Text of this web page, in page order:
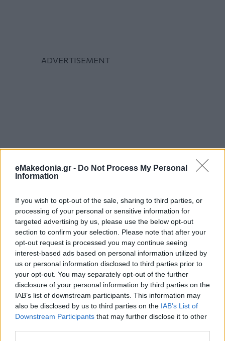
eMakedonia.gr - Do Not Process My Personal
Information
If you wish to opt-out of the sale, sharing to third parties, or
processing of your personal or sensitive information for
targeted advertising by us, please use the below opt-out
section to confirm your selection. Please note that after your
opt-out request is processed you may continue seeing
interest-based ads based on personal information utilized by
us or personal information disclosed to third parties prior to
your opt-out. You may separately opt-out of the further
disclosure of your personal information by third parties on the
IAB’s list of downstream participants. This information may
also be disclosed by us to third parties on the IAB’s List of
Downstream Participants that may further disclose it to other
Διαβάστε περισσότερα
πριν 1 ώρα
Θεσσαλονίκη: